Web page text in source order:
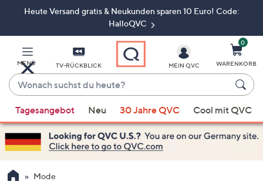
ZumHeute Versand gratis & Neukunden sparen 10 Euro! Code:
HalloQVC
MENÜ TV-RÜCKBLICK
Wonach
suchst
du
heute?
Vorschläge
verfügbar
sind,
verwenden
Sie
MEIN QVC
0
WARENKORB
Tagesangebot Neu 30 Jahre QVC Cool mit QVC
Mode